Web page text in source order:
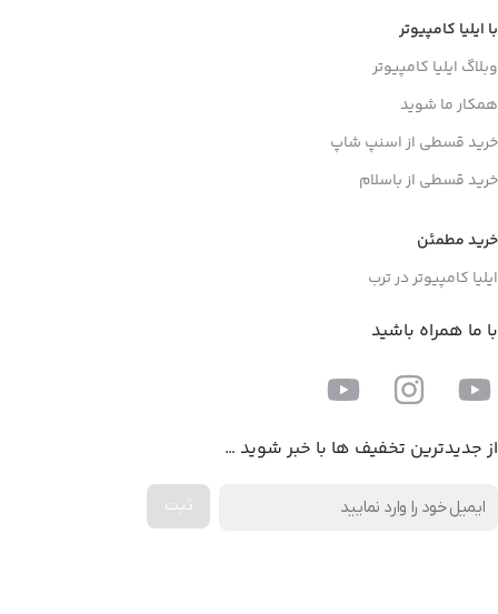
با ایلیا کامپیوتر
وبلاگ ایلیا کامپیوتر
همکار ما شوید
خرید قسطی از اسنپ شاپ
خرید قسطی از باسلام
خرید مطمئن
ایلیا کامپیوتر در ترب
با ما همراه باشید
از جدیدترین تخفیف ها با خبر شوید …